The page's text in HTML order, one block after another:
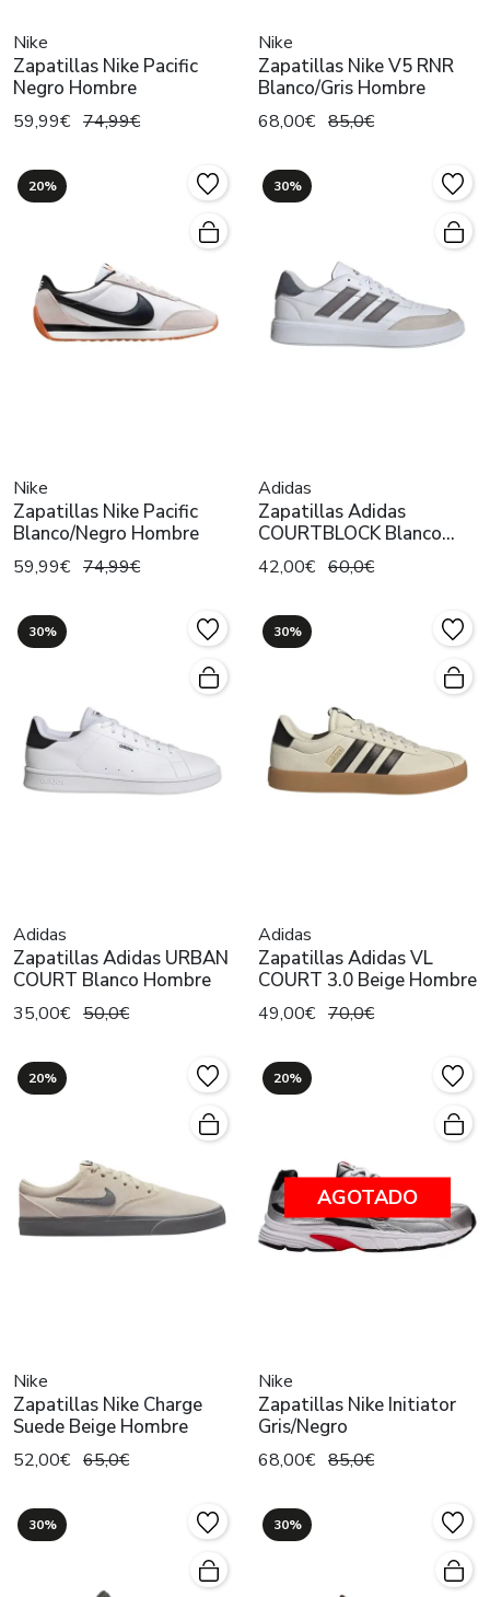
Nike
Zapatillas Nike Pacific
Negro Hombre
59,99€ 74,99€
Nike
Zapatillas Nike V5 RNR
Blanco/Gris Hombre
68,00€ 85,0€
20%
Nike
Zapatillas Nike Pacific
Blanco/Negro Hombre
59,99€ 74,99€
30%
Adidas
Zapatillas Adidas
COURTBLOCK Blanco
Hombre
42,00€ 60,0€
30%
Adidas
Zapatillas Adidas URBAN
COURT Blanco Hombre
35,00€ 50,0€
30%
Adidas
Zapatillas Adidas VL
COURT 3.0 Beige Hombre
49,00€ 70,0€
20%
Nike
Zapatillas Nike Charge
Suede Beige Hombre
52,00€ 65,0€
20%
AGOTADO
Nike
Zapatillas Nike Initiator
Gris/Negro
68,00€ 85,0€
30% 30%